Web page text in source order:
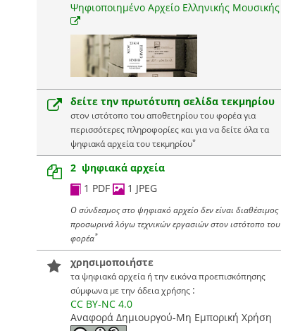
Ψηφιοποιημένο Αρχείο Ελληνικής Μουσικής
δείτε την πρωτότυπη σελίδα τεκμηρίου
στον ιστότοπο του αποθετηρίου του φορέα για
περισσότερες πληροφορίες και για να δείτε όλα τα
ψηφιακά αρχεία του τεκμηρίου*
2 ψηφιακά αρχεία
1 PDF
1 JPEG
Ο σύνδεσμος στο ψηφιακό αρχείο δεν είναι διαθέσιμος
προσωρινά λόγω τεχνικών εργασιών στον ιστότοπο του
φορέα*
χρησιμοποιήστε
τα ψηφιακά αρχεία ή την εικόνα προεπισκόπησης
σύμφωνα με την άδεια χρήσης :
CC BY-NC 4.0
Αναφορά Δημιουργού-Μη Εμπορική Χρήση